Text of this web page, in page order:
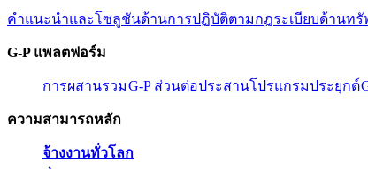
คำแนะนำและโซลูชันด้านการปฏิบัติตามกฎระเบียบด้านท
G-P แพลตฟอร์ม​​
การผสานรวม​​G-P ส่วนต่อประสานโปรแกรมประยุกต์​​
ความสามารถหลัก​​
จ้างงานทั่วโลก​​